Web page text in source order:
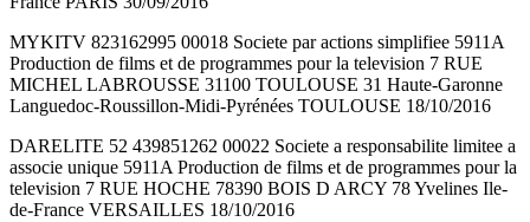
MYKITV 823162995 00018 Societe par actions simplifiee 5911A
Production de films et de programmes pour la television 7 RUE
MICHEL LABROUSSE 31100 TOULOUSE 31 Haute-Garonne
Languedoc-Roussillon-Midi-Pyrénées TOULOUSE 18/10/2016
DARELITE 52 439851262 00022 Societe a responsabilite limitee a
associe unique 5911A Production de films et de programmes pour la
television 7 RUE HOCHE 78390 BOIS D ARCY 78 Yvelines Ile-
de-France VERSAILLES 18/10/2016